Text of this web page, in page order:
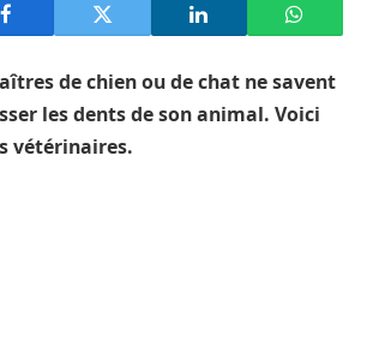
de chien ou de chat ne savent
les dents de son animal. Voici
vétérinaires.